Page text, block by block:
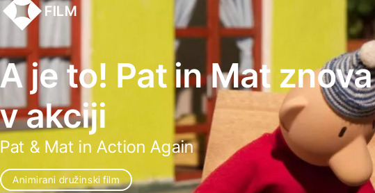
FILM
A je to! Pat in Mat znova
v akciji
Pat & Mat in Action Again
Animirani družinski film